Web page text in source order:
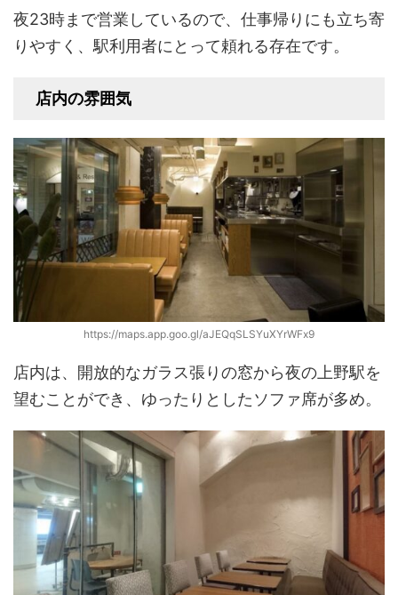
夜23時まで営業しているので、仕事帰りにも立ち寄
りやすく、駅利用者にとって頼れる存在です。
店内の雰囲気
https://maps.app.goo.gl/aJEQqSLSYuXYrWFx9
店内は、開放的なガラス張りの窓から夜の上野駅を
望むことができ、ゆったりとしたソファ席が多め。